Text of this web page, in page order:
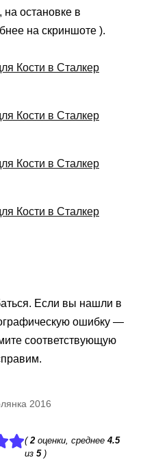
остановке в
на скриншоте ).
Если вы нашли в
ошибку —
соответствующую
2016
(2 оценки, среднее4.5
из5)